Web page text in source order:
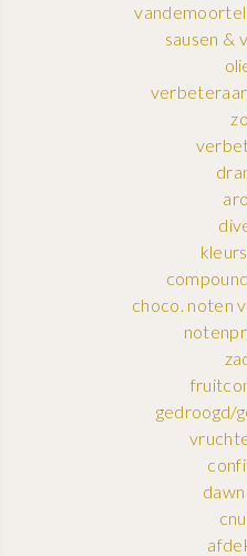
sausen &
choco. noten
gedroogd/